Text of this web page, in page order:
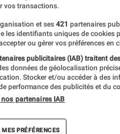
vos transactions.
et ses 421 partenaires
les identifiants uniques de cookies
ou gérer vos préférences
publicitaires (IAB) traitent
données de géolocalisation
Stocker et/ou accéder à des
performance des publicités et du
nos partenaires IAB
MES PRÉFÉRENCES